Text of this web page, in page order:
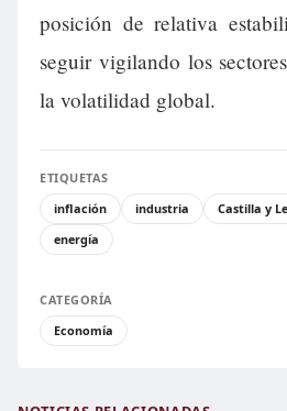
posición de relativa
seguir vigilando los
la volatilidad global.
ETIQUETAS
inflación
industria Castilla y
energía
CATEGORÍA
Economía